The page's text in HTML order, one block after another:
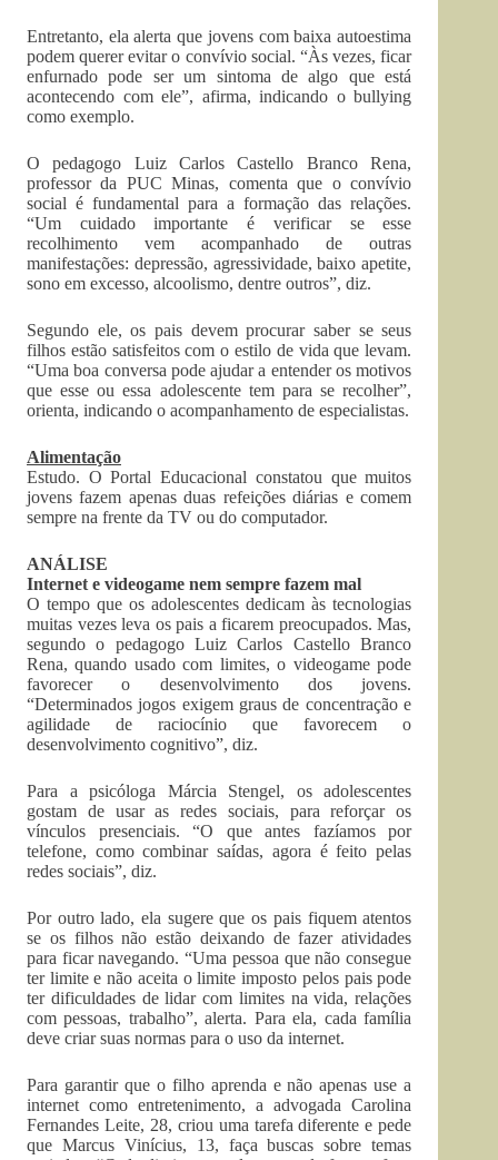
Entretanto, ela alerta que jovens com baixa autoestima
podem querer evitar o convívio social. “Às vezes, ficar
enfurnado pode ser um sintoma de algo que está
acontecendo com ele”, afirma, indicando o bullying
como exemplo.
O pedagogo Luiz Carlos Castello Branco Rena,
professor da PUC Minas, comenta que o convívio
social é fundamental para a formação das relações.
“Um cuidado importante é verificar se esse
recolhimento vem acompanhado de outras
manifestações: depressão, agressividade, baixo apetite,
sono em excesso, alcoolismo, dentre outros”, diz.
Segundo ele, os pais devem procurar saber se seus
filhos estão satisfeitos com o estilo de vida que levam.
“Uma boa conversa pode ajudar a entender os motivos
que esse ou essa adolescente tem para se recolher”,
orienta, indicando o acompanhamento de especialistas.
Alimentação
Estudo. O Portal Educacional constatou que muitos
jovens fazem apenas duas refeições diárias e comem
sempre na frente da TV ou do computador.
ANÁLISE
Internet e videogame nem sempre fazem mal
O tempo que os adolescentes dedicam às tecnologias
muitas vezes leva os pais a ficarem preocupados. Mas,
segundo o pedagogo Luiz Carlos Castello Branco
Rena, quando usado com limites, o videogame pode
favorecer o desenvolvimento dos jovens.
“Determinados jogos exigem graus de concentração e
agilidade de raciocínio que favorecem o
desenvolvimento cognitivo”, diz.
Para a psicóloga Márcia Stengel, os adolescentes
gostam de usar as redes sociais, para reforçar os
vínculos presenciais. “O que antes fazíamos por
telefone, como combinar saídas, agora é feito pelas
redes sociais”, diz.
Por outro lado, ela sugere que os pais fiquem atentos
se os filhos não estão deixando de fazer atividades
para ficar navegando. “Uma pessoa que não consegue
ter limite e não aceita o limite imposto pelos pais pode
ter dificuldades de lidar com limites na vida, relações
com pessoas, trabalho”, alerta. Para ela, cada família
deve criar suas normas para o uso da internet.
Para garantir que o filho aprenda e não apenas use a
internet como entretenimento, a advogada Carolina
Fernandes Leite, 28, criou uma tarefa diferente e pede
que Marcus Vinícius, 13, faça buscas sobre temas